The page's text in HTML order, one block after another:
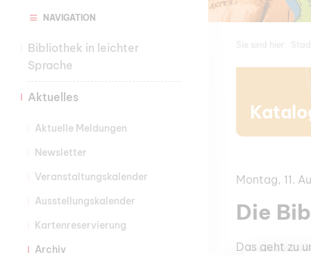
NAVIGATION
Bibliothek in leichter
Sprache
Aktuelles
Aktuelle Meldungen
Newsletter
Veranstaltungskalender
Ausstellungskalender
Kartenreservierung
Archiv
Montag, 11.
Die
Das geht zu